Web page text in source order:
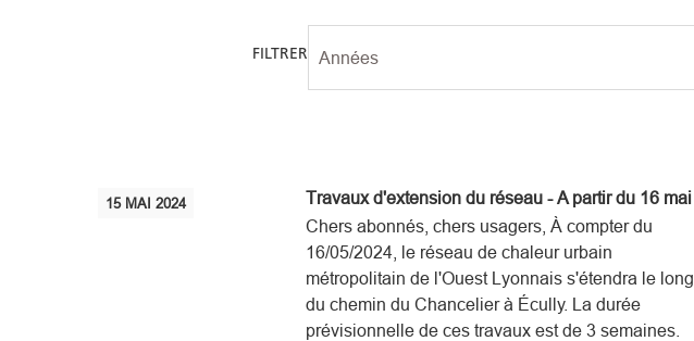
FILTRER
15 MAI 2024
Travaux d'extension du réseau - A partir du 16 mai
Chers abonnés, chers usagers, À compter du
16/05/2024, le réseau de chaleur urbain
métropolitain de l'Ouest Lyonnais s'étendra le long
du chemin du Chancelier à Écully. La durée
prévisionnelle de ces travaux est de 3 semaines.